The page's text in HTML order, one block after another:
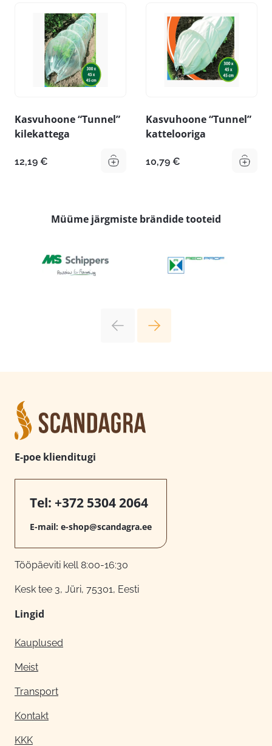
Kasvuhoone “Tunnel”
kilekattega
12,19 €
Kasvuhoone “Tunnel”
kattelooriga
10,79 €
Müüme järgmiste brändide tooteid
E-poe klienditugi
Tel: +372 5304 2064
E-mail: e-shop@scandagra.ee
Tööpäeviti kell 8:00-16:30
Kesk tee 3, Jüri, 75301, Eesti
Lingid
Kauplused
Meist
Transport
Kontakt
KKK